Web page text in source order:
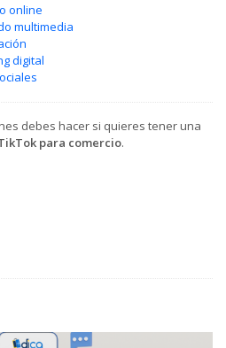
online
multimedia
digital
debes hacer si quieres tener una
para comercio.